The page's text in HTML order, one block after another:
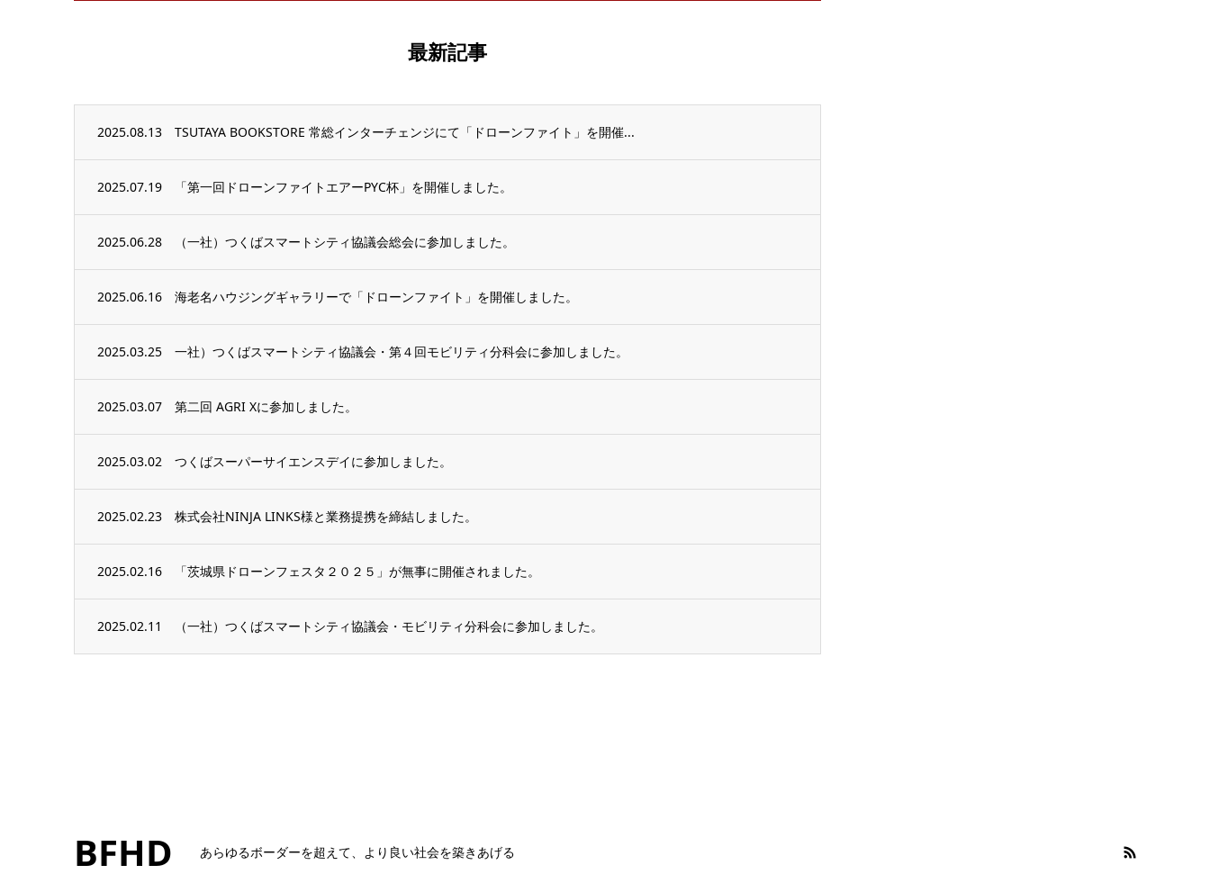
最新記事
2025.08.13 TSUTAYA BOOKSTORE 常総インターチェンジにて「ドローンファイト」を開催...
2025.07.19 「第一回ドローンファイトエアーPYC杯」を開催しました。
2025.06.28 （一社）つくばスマートシティ協議会総会に参加しました。
2025.06.16 海老名ハウジングギャラリーで「ドローンファイト」を開催しました。
2025.03.25 一社）つくばスマートシティ協議会・第４回モビリティ分科会に参加しました。
2025.03.07 第二回 AGRI Xに参加しました。
2025.03.02 つくばスーパーサイエンスデイに参加しました。
2025.02.23 株式会社NINJA LINKS様と業務提携を締結しました。
2025.02.16 「茨城県ドローンフェスタ２０２５」が無事に開催されました。
2025.02.11 （一社）つくばスマートシティ協議会・モビリティ分科会に参加しました。
BFHD あらゆるボーダーを超えて、より良い社会を築きあげる